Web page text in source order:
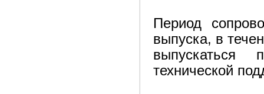
Период
выпуска, в
выпускаться
технической